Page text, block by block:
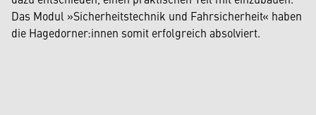
Das Modul »Sicherheitstechnik und Fahrsicherheit« haben
die Hagedorner:innen somit erfolgreich absolviert.